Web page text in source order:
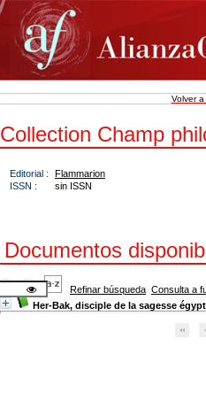
Volver
Collection Champ
Editorial :
Flammarion
ISSN :
sin ISSN
Documentos
Refinar búsqueda Consulta a
Her-Bak, disciple de la sagesse